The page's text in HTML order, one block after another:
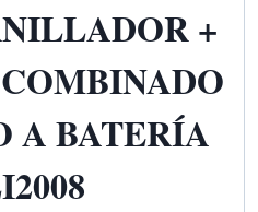
+
A BATERÍA